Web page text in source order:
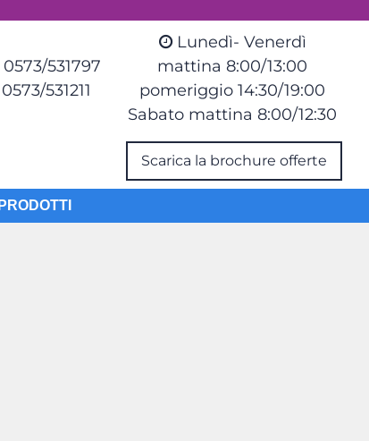
0573/531797
531211
Lunedì- Venerdì
mattina 8:00/13:00
pomeriggio 14:30/19:00
Sabato mattina 8:00/12:30
Scarica la brochure offerte